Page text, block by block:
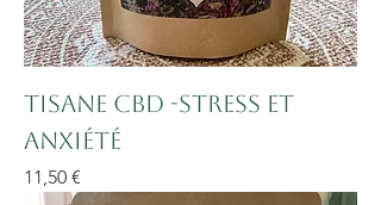
Tisane CBD -Stress et
Anxiété
Prix
11,50 €